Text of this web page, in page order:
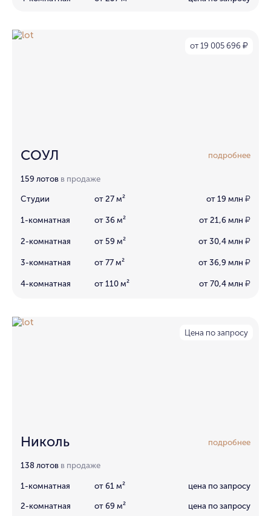
от 19 005 696 ₽
СОУЛ подробнее
159 лотов в продаже
Студии от 27 м² от 19 млн ₽
1-комнатная от 36 м² от 21,6 млн ₽
2-комнатная от 59 м² от 30,4 млн ₽
3-комнатная от 77 м² от 36,9 млн ₽
4-комнатная от 110 м² от 70,4 млн ₽
Цена по запросу
Николь подробнее
138 лотов в продаже
1-комнатная от 61 м² цена по запросу
2-комнатная от 69 м² цена по запросу